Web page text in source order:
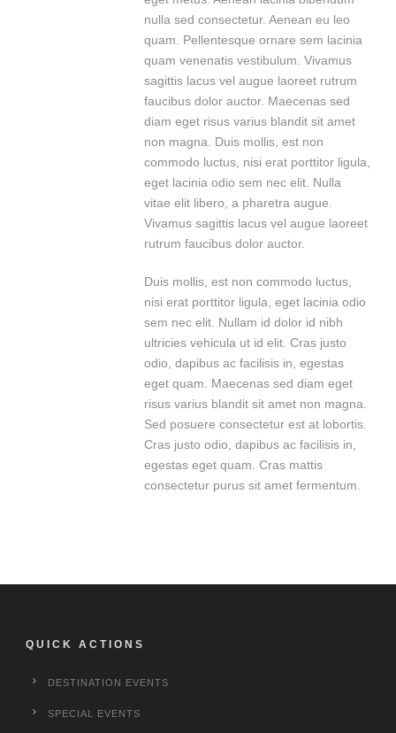
nulla sed consectetur. Aenean eu leo
quam. Pellentesque ornare sem lacinia
quam venenatis vestibulum. Vivamus
sagittis lacus vel augue laoreet rutrum
faucibus dolor auctor. Maecenas sed
diam eget risus varius blandit sit amet
non magna. Duis mollis, est non
commodo luctus, nisi erat porttitor ligula,
eget lacinia odio sem nec elit. Nulla
vitae elit libero, a pharetra augue.
Vivamus sagittis lacus vel augue laoreet
rutrum faucibus dolor auctor.
Duis mollis, est non commodo luctus,
nisi erat porttitor ligula, eget lacinia odio
sem nec elit. Nullam id dolor id nibh
ultricies vehicula ut id elit. Cras justo
odio, dapibus ac facilisis in, egestas
eget quam. Maecenas sed diam eget
risus varius blandit sit amet non magna.
Sed posuere consectetur est at lobortis.
Cras justo odio, dapibus ac facilisis in,
egestas eget quam. Cras mattis
consectetur purus sit amet fermentum.
QUICK ACTIONS
DESTINATION EVENTS
SPECIAL EVENTS